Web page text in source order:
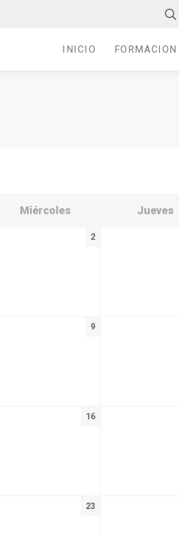
INICIO FORMACIÓN
Miércoles Jueves
2
9
16
23